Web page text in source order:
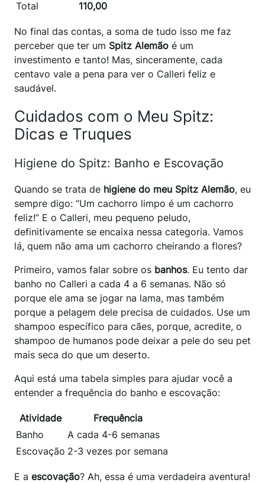
Total
110,00
No final das contas, a soma de tudo isso me faz
perceber que ter um Spitz Alemão é um
investimento e tanto! Mas, sinceramente, cada
centavo vale a pena para ver o Calleri feliz e
saudável.
Cuidados com o Meu Spitz:
Dicas e Truques
Higiene do Spitz: Banho e Escovação
Quando se trata de higiene do meu Spitz Alemão, eu
sempre digo: “Um cachorro limpo é um cachorro
feliz!” E o Calleri, meu pequeno peludo,
definitivamente se encaixa nessa categoria. Vamos
lá, quem não ama um cachorro cheirando a flores?
Primeiro, vamos falar sobre os banhos. Eu tento dar
banho no Calleri a cada 4 a 6 semanas. Não só
porque ele ama se jogar na lama, mas também
porque a pelagem dele precisa de cuidados. Use um
shampoo específico para cães, porque, acredite, o
shampoo de humanos pode deixar a pele do seu pet
mais seca do que um deserto.
Aqui está uma tabela simples para ajudar você a
entender a frequência do banho e escovação:
Atividade
Frequência
Banho
A cada 4-6 semanas
Escovação 2-3 vezes por semana
E a escovação? Ah, essa é uma verdadeira aventura!